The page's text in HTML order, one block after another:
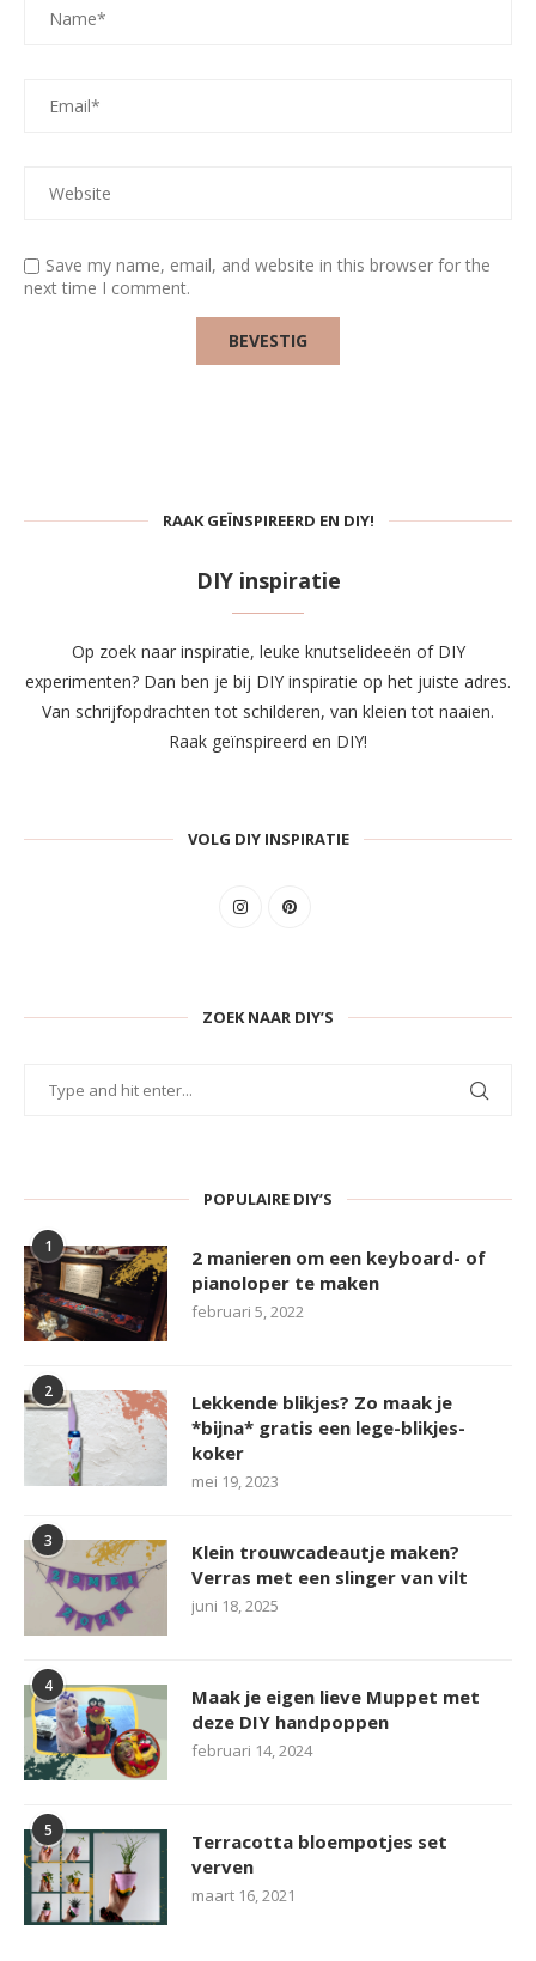
Save my name, email, and website in this browser for the
next time I comment.
RAAK GEÏNSPIREERD EN DIY!
DIY inspiratie
Op zoek naar inspiratie, leuke knutselideeën of DIY
experimenten? Dan ben je bij DIY inspiratie op het juiste adres.
Van schrijfopdrachten tot schilderen, van kleien tot naaien.
Raak geïnspireerd en DIY!
VOLG DIY INSPIRATIE
ZOEK NAAR DIY’S
POPULAIRE DIY’S
1
2 manieren om een keyboard- of
pianoloper te maken
februari 5, 2022
2
Lekkende blikjes? Zo maak je
*bijna* gratis een lege-blikjes-
koker
mei 19, 2023
3
Klein trouwcadeautje maken?
Verras met een slinger van vilt
juni 18, 2025
4
Maak je eigen lieve Muppet met
deze DIY handpoppen
februari 14, 2024
5
Terracotta bloempotjes set
verven
maart 16, 2021